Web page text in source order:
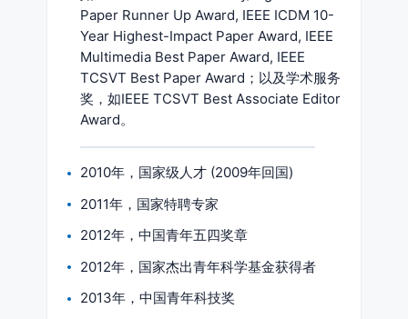
Paper Runner Up Award, IEEE ICDM 10-
Year Highest-Impact Paper Award, IEEE
Multimedia Best Paper Award, IEEE
TCSVT Best Paper Award；以及学术服务
奖，如IEEE TCSVT Best Associate Editor
Award。
2010年，国家级人才 (2009年回国)
2011年，国家特聘专家
2012年，中国青年五四奖章
2012年，国家杰出青年科学基金获得者
2013年，中国青年科技奖